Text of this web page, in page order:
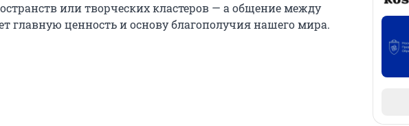
или творческих кластеров — а общение между
главную ценность и основу благополучия нашего мира.